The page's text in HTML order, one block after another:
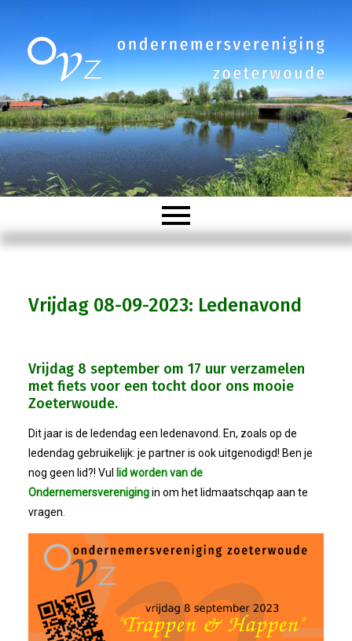
Organisatie
Statuten
Nieuws
IJshal De Vliet Nodigt Ons Uit!
Verkiezingsdebat!
Geslaagde Nieuwjaarsreceptie OVZ
Bezoek Aan Mike Van Bemmelen
Vrijdag 08-09-2023: Ledenavond
Vrijdag 8 september om 17 uur verzamelen
met fiets voor een tocht door ons mooie
Zoeterwoude.
Dit jaar is de ledendag een ledenavond. En, zoals op de
ledendag gebruikelijk: je partner is ook uitgenodigd! Ben je
nog geen lid?! Vul
lid worden van de
Ondernemersverenigingin om het lidmaatschqap aan te
vragen.